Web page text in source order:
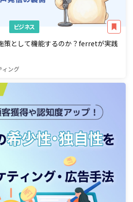
ビジネス
策として機能するのか？ferretが実践
ィング